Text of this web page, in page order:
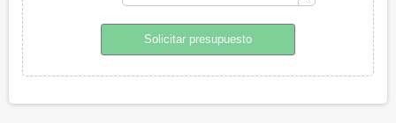
Solicitar presupuesto